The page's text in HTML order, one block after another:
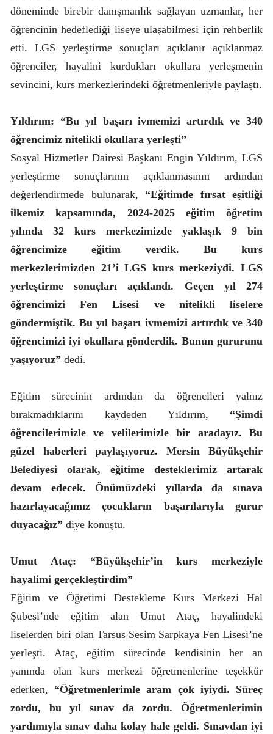
döneminde birebir danışmanlık sağlayan uzmanlar, her
öğrencinin hedeflediği liseye ulaşabilmesi için rehberlik
etti. LGS yerleştirme sonuçları açıklanır açıklanmaz
öğrenciler, hayalini kurdukları okullara yerleşmenin
sevincini, kurs merkezlerindeki öğretmenleriyle paylaştı.
Yıldırım: “Bu yıl başarı ivmemizi artırdık ve 340
öğrencimiz nitelikli okullara yerleşti”
Sosyal Hizmetler Dairesi Başkanı Engin Yıldırım, LGS
yerleştirme sonuçlarının açıklanmasının ardından
değerlendirmede bulunarak, “Eğitimde fırsat eşitliği
ilkemiz kapsamında, 2024-2025 eğitim öğretim
yılında 32 kurs merkezimizde yaklaşık 9 bin
öğrencimize eğitim verdik. Bu kurs
merkezlerimizden 21’i LGS kurs merkeziydi. LGS
yerleştirme sonuçları açıklandı. Geçen yıl 274
öğrencimizi Fen Lisesi ve nitelikli liselere
göndermiştik. Bu yıl başarı ivmemizi artırdık ve 340
öğrencimizi iyi okullara gönderdik. Bunun gururunu
yaşıyoruz” dedi.
Eğitim sürecinin ardından da öğrencileri yalnız
bırakmadıklarını kaydeden Yıldırım, “Şimdi
öğrencilerimizle ve velilerimizle bir aradayız. Bu
güzel haberleri paylaşıyoruz. Mersin Büyükşehir
Belediyesi olarak, eğitime desteklerimiz artarak
devam edecek. Önümüzdeki yıllarda da sınava
hazırlayacağımız çocukların başarılarıyla gurur
duyacağız” diye konuştu.
Umut Ataç: “Büyükşehir’in kurs merkeziyle
hayalimi gerçekleştirdim”
Eğitim ve Öğretimi Destekleme Kurs Merkezi Hal
Şubesi’nde eğitim alan Umut Ataç, hayalindeki
liselerden biri olan Tarsus Sesim Sarpkaya Fen Lisesi’ne
yerleşti. Ataç, eğitim sürecinde kendisinin her an
yanında olan kurs merkezi öğretmenlerine teşekkür
ederken, “Öğretmenlerimle aram çok iyiydi. Süreç
zordu, bu yıl sınav da zordu. Öğretmenlerimin
yardımıyla sınav daha kolay hale geldi. Sınavdan iyi